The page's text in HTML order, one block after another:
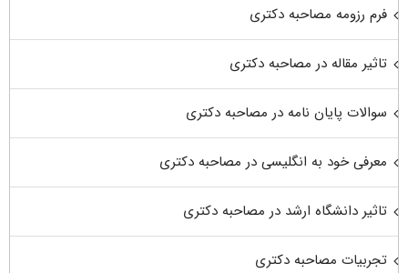
فرم رزومه مصاحبه دکتری
تاثیر مقاله در مصاحبه دکتری
سوالات پایان نامه در مصاحبه دکتری
معرفی خود به انگلیسی در مصاحبه دکتری
تاثیر دانشگاه ارشد در مصاحبه دکتری
تجربیات مصاحبه دکتری